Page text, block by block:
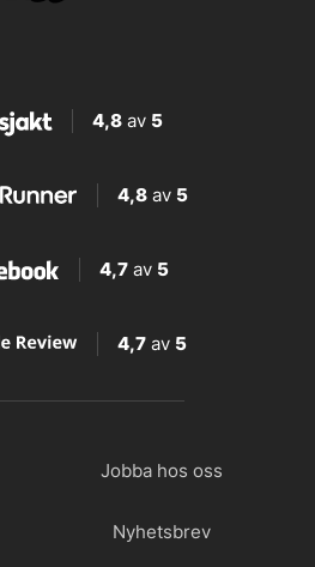
4,8av 5
4,8 av 5
4,7 av 5
4,7 av 5
Jobba hos oss
Nyhetsbrev